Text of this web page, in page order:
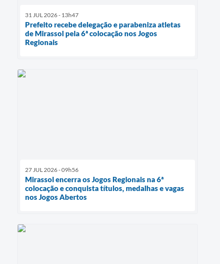
31 JUL 2026 - 13h47
Prefeito recebe delegação e parabeniza atletas
de Mirassol pela 6ª colocação nos Jogos
Regionais
27 JUL 2026 - 09h56
Mirassol encerra os Jogos Regionais na 6ª
colocação e conquista títulos, medalhas e vagas
nos Jogos Abertos